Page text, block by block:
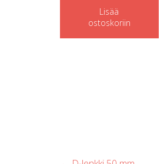
Lisää
ostoskoriin